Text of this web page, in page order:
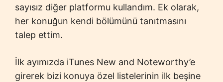
sayısız diğer platformu kullandım. Ek olarak,
her konuğun kendi bölümünü tanıtmasını
talep ettim.
İlk ayımızda iTunes New and Noteworthy’e
girerek bizi konuya özel listelerinin ilk beşine